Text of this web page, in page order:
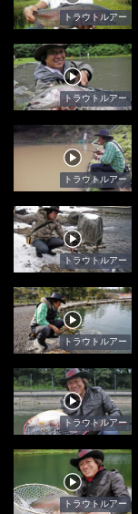
トラウトルアー
トラウトルアー
トラウトルアー
トラウトルアー
トラウトルアー
トラウトルアー
トラウトルアー